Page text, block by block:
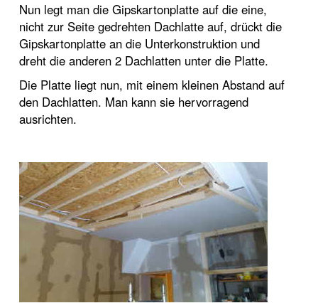
Nun legt man die Gipskartonplatte auf die eine,
nicht zur Seite gedrehten Dachlatte auf, drückt die
Gipskartonplatte an die Unterkonstruktion und
dreht die anderen 2 Dachlatten unter die Platte.
Die Platte liegt nun, mit einem kleinen Abstand auf
den Dachlatten. Man kann sie hervorragend
ausrichten.